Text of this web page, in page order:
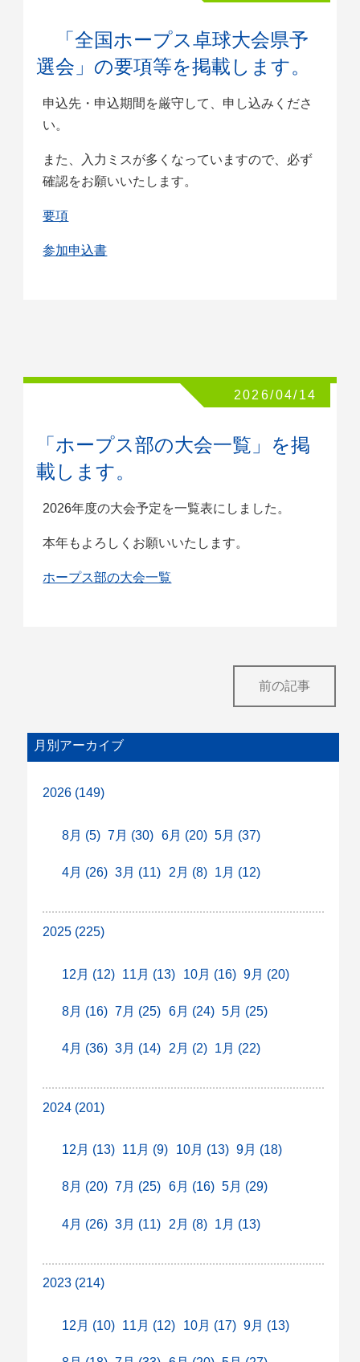
「全国ホープス卓球大会県予
選会」の要項等を掲載します。
申込先・申込期間を厳守して、申し込みくださ
い。
また、入力ミスが多くなっていますので、必ず
確認をお願いいたします。
要項
参加申込書
「ホープス部の大会一覧」を掲
載します。
2026/04/14
2026年度の大会予定を一覧表にしました。
本年もよろしくお願いいたします。
ホープス部の大会一覧
前の記事
月別アーカイブ
2026 (149)
8月 (5) 7月 (30) 6月 (20) 5月 (37)
4月 (26) 3月 (11) 2月 (8) 1月 (12)
2025 (225)
12月 (12) 11月 (13) 10月 (16) 9月 (20)
8月 (16) 7月 (25) 6月 (24) 5月 (25)
4月 (36) 3月 (14) 2月 (2) 1月 (22)
2024 (201)
12月 (13) 11月 (9) 10月 (13) 9月 (18)
8月 (20) 7月 (25) 6月 (16) 5月 (29)
4月 (26) 3月 (11) 2月 (8) 1月 (13)
2023 (214)
12月 (10) 11月 (12) 10月 (17) 9月 (13)